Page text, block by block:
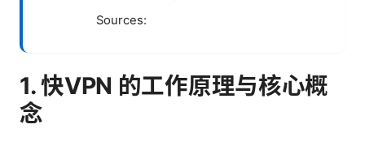
Sources:
1. 快VPN 的工作原理与核心概
念